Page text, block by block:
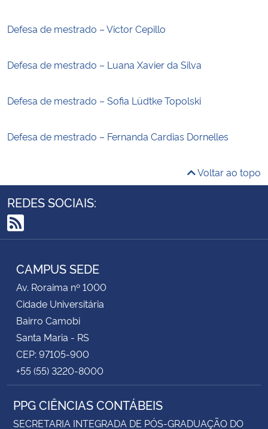
Defesa de mestrado – Victor Cepillo
Defesa de mestrado – Luana Xavier da Silva
Defesa de mestrado – Sofia Lüdtke Topolski
Defesa de mestrado – Fernanda Cardias Dornelles
Voltar ao topo
REDES SOCIAIS:
RSS
CAMPUS SEDE
Av. Roraima nº 1000
Cidade Universitária
Bairro Camobi
Santa Maria - RS
CEP: 97105-900
+55 (55) 3220-8000
PPG CIÊNCIAS CONTÁBEIS
SECRETARIA INTEGRADA DE PÓS-GRADUAÇÃO DO